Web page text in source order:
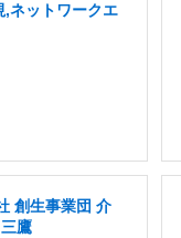
,ネットワークエ
創生事業団 介
鷹